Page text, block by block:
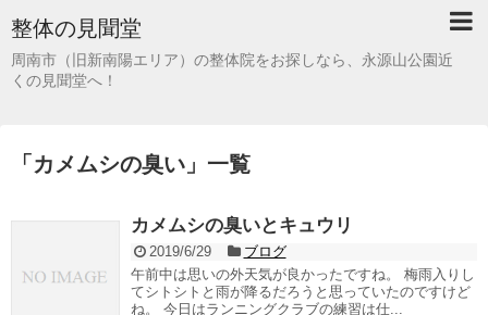
整体の見聞堂
周南市（旧新南陽エリア）の整体院をお探しなら、永源山公園近
くの見聞堂へ！
「 カメムシの臭い 」 一覧
カメムシの臭いとキュウリ
2019/6/29
ブログ
午前中は思いの外天気が良かったですね。 梅雨入りし
てシトシトと雨が降るだろうと思っていたのですけど
ね。 今日はランニングクラブの練習は仕...